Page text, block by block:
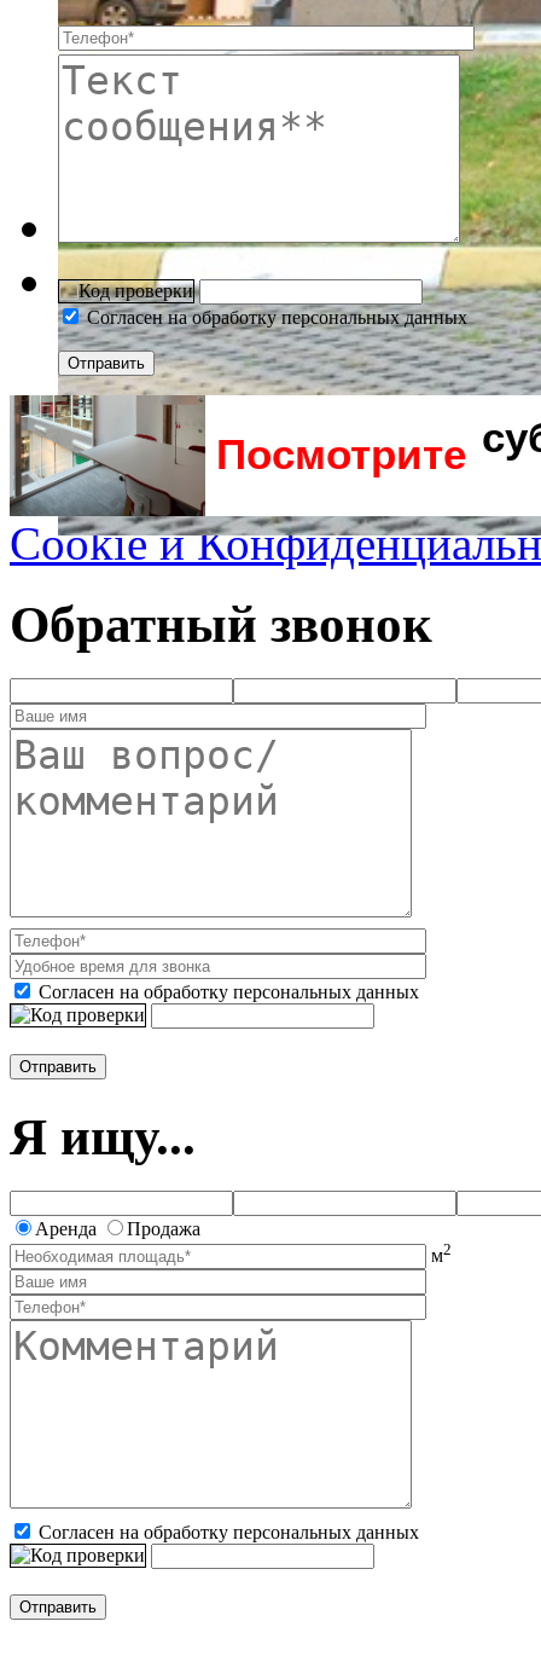
Согласен на обработку персональных данных
Посмотрите
Cookie и
Обратный звонок
Согласен на обработку персональных данных
Я ищу...
Аренда
Продажа
м2
Согласен на обработку персональных данных